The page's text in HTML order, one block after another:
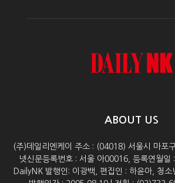
ABOUT US
(주)데일리엔케이 주소 : (04018) 서울시 마포
넷신문등록번호 : 서울 아00016, 등록연월
DailyNK 발행인: 이광백, 편집인 : 하윤아, 청소